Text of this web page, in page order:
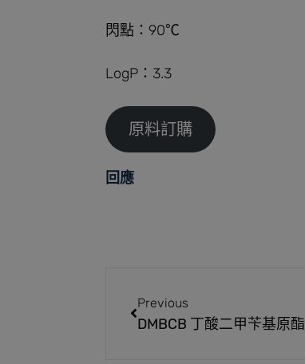
閃點：90℃
LogP：3.3
原料訂購
回應
Previous
DMBCB 丁酸二甲苄基原酯